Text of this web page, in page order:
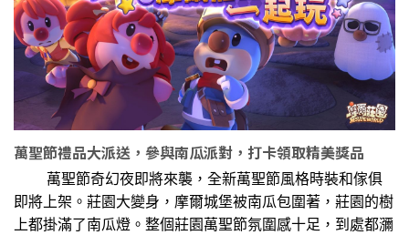
萬聖節禮品大派送，參與南瓜派對，打卡領取精美獎品
萬聖節奇幻夜即將來襲，全新萬聖節風格時裝和傢俱
即將上架。莊園大變身，摩爾城堡被南瓜包圍著，莊園的樹
上都掛滿了南瓜燈。整個莊園萬聖節氛圍感十足，到處都瀰